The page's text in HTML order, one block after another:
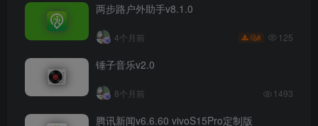
两步路户外助手v8.1.0
4个月前 8 125
锤子音乐v2.0
8个月前 1493
腾讯新闻v6.6.60 vivoS15Pro定制版